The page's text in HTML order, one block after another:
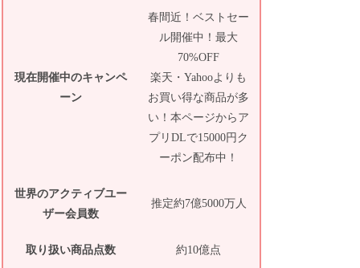
現在開催中のキャンペ
ーン
春間近！ベストセー
ル開催中！最大
70%OFF
楽天・Yahooよりも
お買い得な商品が多
い！本ページからア
プリDLで15000円ク
ーポン配布中！
世界のアクティブユー
ザー会員数
推定約7億5000万人
取り扱い商品点数 約10億点